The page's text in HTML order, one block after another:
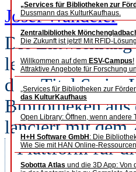
„Services für Bibliotheken zur
Dussmann das KulturKaufhaus.
Zentralbibliothek
Die Zukunft ist jetzt! Mit RFID-
Willkommen auf dem ESV-Campus!
Attraktive Angebote für Forschung
„Services für Bibliotheken zur
das KulturKaufhaus
Open Library: Öffnen, wenn andere
H+H Software GmbH : Die
Wie Sie mit HAN Online-
Sobotta Atlas und die 3D App: Von
Josef Wandeler
Die Entwicklung
letzten 20
dem Titel Swiss
Bibliotheken aus
lanciert mit dem
Plattform für